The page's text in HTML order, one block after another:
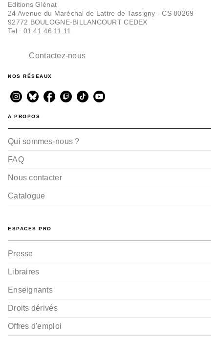
Editions Glénat
24 Avenue du Maréchal de Lattre de Tassigny - CS 80269
92772 BOULOGNE-BILLANCOURT CEDEX
Tel : 01.41.46.11.11
Contactez-nous
NOS RÉSEAUX
A PROPOS
Qui sommes-nous ?
FAQ
Nous contacter
Catalogue
ESPACES PRO
Presse
Libraires
Enseignants
Droits dérivés
Offres d'emploi